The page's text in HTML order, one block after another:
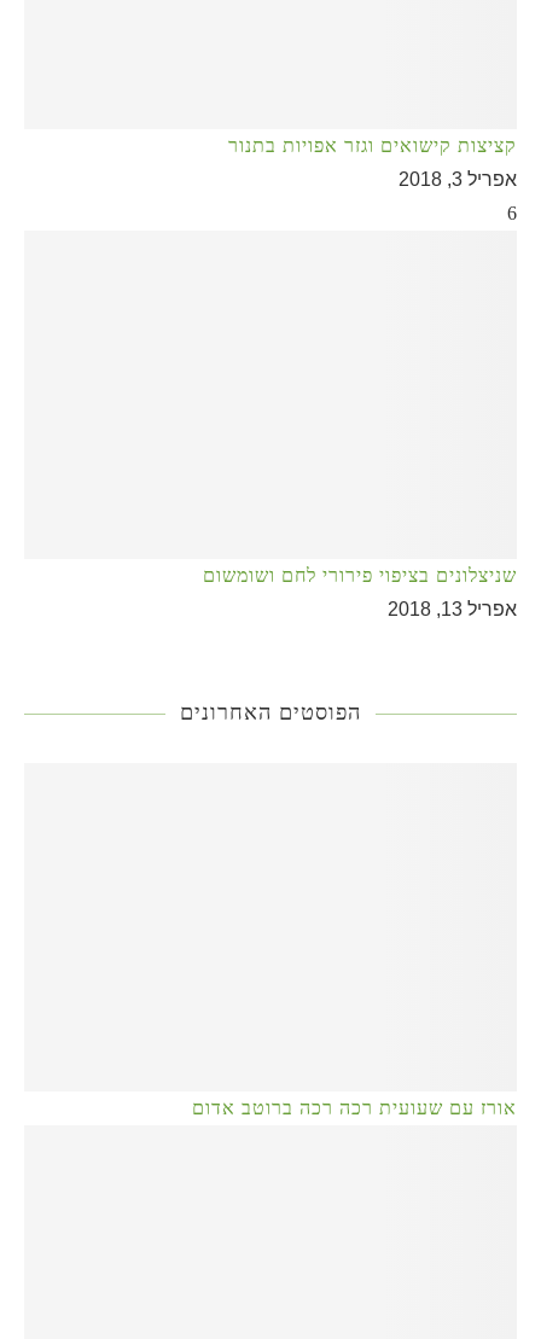
קציצות קישואים וגזר אפויות בתנור
אפריל 3, 2018
6
שניצלונים בציפוי פירורי לחם ושומשום
אפריל 13, 2018
הפוסטים האחרונים
אורז עם שעועית רכה רכה ברוטב אדום